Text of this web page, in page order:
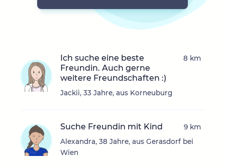
Ich suche eine beste
Freundin. Auch gerne
weitere Freundschaften :)
Jackii, 33 Jahre, aus Korneuburg
8 km
Suche Freundin mit Kind
Alexandra, 38 Jahre, aus Gerasdorf bei
Wien
9 km